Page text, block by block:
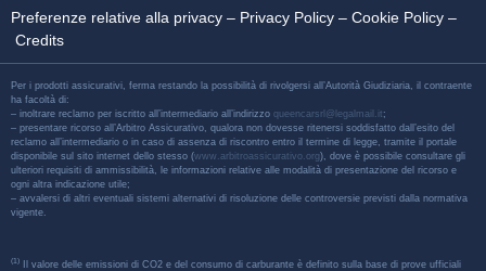
Preferenze relative alla privacy – Privacy Policy – Cookie Policy –
Credits
Per i prodotti assicurativi, ferma restando la possibilità di rivolgersi all’Autorità Giudiziaria, il contraente
ha facoltà di:
– inoltrare reclamo per iscritto all’intermediario all’indirizzo queencarsrl@legalmail.it ;
– presentare ricorso all’Arbitro Assicurativo, qualora non dovesse ritenersi soddisfatto dall’esito del
reclamo all’intermediario o in caso di assenza di riscontro entro il termine di legge, tramite il portale
disponibile sul sito internet dello stesso (www.arbitroassicurativo.org), dove è possibile consultare gli
ulteriori requisiti di ammissibilità, le informazioni relative alle modalità di presentazione del ricorso e
ogni altra indicazione utile;
– avvalersi di altri eventuali sistemi alternativi di risoluzione delle controversie previsti dalla normativa
vigente.
(1)
Il valore delle emissioni di CO2 e del consumo di carburante è definito sulla base di prove ufficiali